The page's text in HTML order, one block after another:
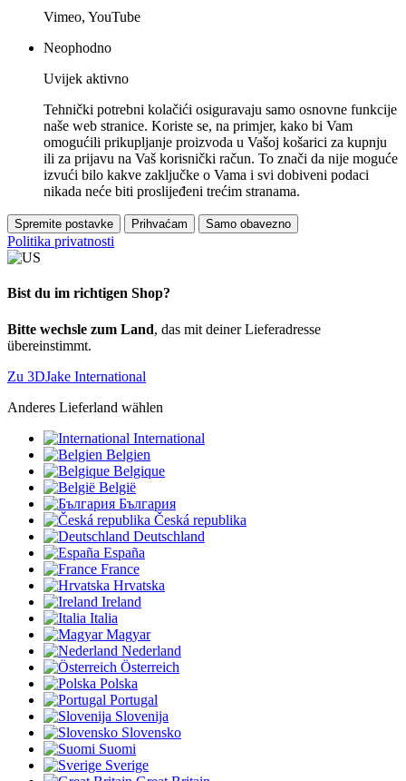
Vimeo, YouTube
Neophodno
Uvijek aktivno
Tehnički potrebni kolačići osiguravaju samo osnovne funkcije
naše web stranice. Koriste se, na primjer, kako bi Vam
omogućili prikupljanje proizvoda u Vašoj košarici za kupnju
ili za prijavu na Vaš korisnički račun. To znači da nije moguće
izvući bilo kakve zaključke o Vama i svi dobiveni podaci
nikada neće biti proslijeđeni trećim stranama.
Spremite postavke Prihvaćam Samo obavezno
Politika privatnosti
Bist du im richtigen Shop?
Bitte wechsle zum Land, das mit deiner Lieferadresse
übereinstimmt.
Zu 3DJake International
Anderes Lieferland wählen
International
Belgien
Belgique
België
България
Česká republika
Deutschland
España
France
Hrvatska
Ireland
Italia
Magyar
Nederland
Österreich
Polska
Portugal
Slovenija
Slovensko
Suomi
Sverige